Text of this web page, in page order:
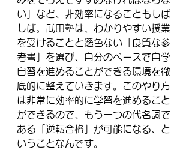
い」など、非効率になることもしば
しば。武田塾は、わかりやすい授業
を受けることと遜色ない「良質な参
考書」を選び、自分のペースで自学
自習を進めることができる環境を徹
底的に整えていきます。このやり方
は非常に効率的に学習を進めること
ができるので、もう一つの代名詞で
ある「逆転合格」が可能になる、と
いうことなんです。